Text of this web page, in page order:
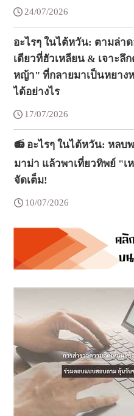
24/07/2026
อะไรๆ ในไต้หวัน: ตามล่า
เดียวที่ฮัวเหลียน & เจาะลึ
หญ้า" ที่กลายมาเป็นหยาง
ได้อย่างไร
17/07/2026
📻 อะไรๆ ในไต้หวัน: หล
มาม่า แล้วพาเที่ยวทิพย์ "เ
จัดเต็ม!
10/07/2026